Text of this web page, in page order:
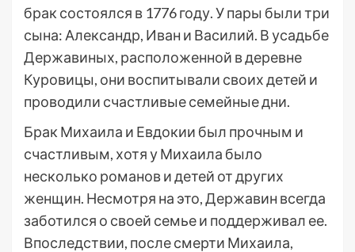
брак состоялся в 1776 году. У пары были три
сына: Александр, Иван и Василий. В усадьбе
Державиных, расположенной в деревне
Куровицы, они воспитывали своих детей и
проводили счастливые семейные дни.
Брак Михаила и Евдокии был прочным и
счастливым, хотя у Михаила было
несколько романов и детей от других
женщин. Несмотря на это, Державин всегда
заботился о своей семье и поддерживал ее.
Впоследствии, после смерти Михаила,